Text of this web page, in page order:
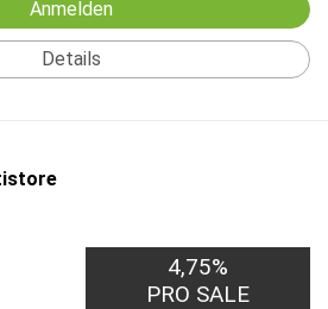
Anmelden
Details
4,75%
PRO SALE